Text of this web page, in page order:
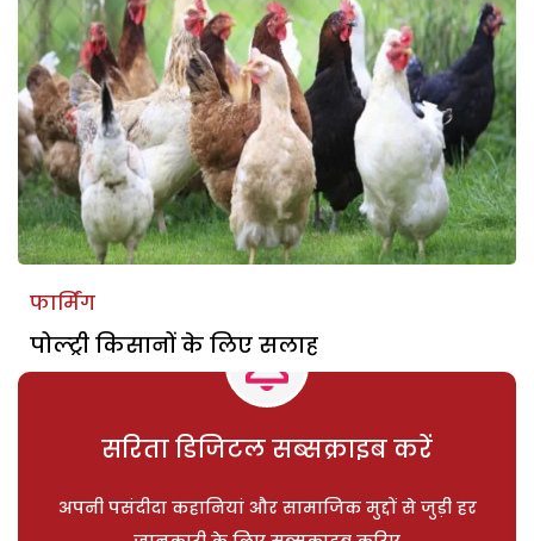
फार्मिंग
पोल्ट्री किसानों के लिए सलाह
सरिता डिजिटल सब्सक्राइब करें
अपनी पसंदीदा कहानियां और सामाजिक मुद्दों से जुड़ी हर